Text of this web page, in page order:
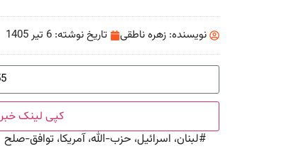
نویسنده: زهره ناطقی تاریخ نوشته: 6 تیر 1405
کپی لینک خبر
#لبنان، اسرائیل، حزب-الله، آمریکا، توافق-صلح